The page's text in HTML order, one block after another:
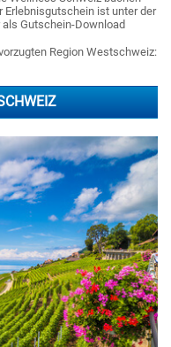
Erlebnisgutschein ist unter der
Gutschein-Download
Region Westschweiz: